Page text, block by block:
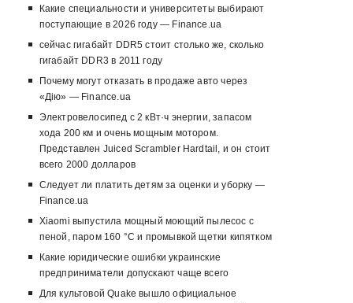
Какие специальности и университеты выбирают
поступающие в 2026 году — Finance.ua
сейчас гигабайт DDR5 стоит столько же, сколько
гигабайт DDR3 в 2011 году
Почему могут отказать в продаже авто через
«Дію» — Finance.ua
Электровелосипед с 2 кВт·ч энергии, запасом
хода 200 км и очень мощным мотором.
Представлен Juiced Scrambler Hardtail, и он стоит
всего 2000 долларов
Следует ли платить детям за оценки и уборку —
Finance.ua
Xiaomi выпустила мощный моющий пылесос с
пеной, паром 160 °C и промывкой щетки кипятком
Какие юридические ошибки украинские
предприниматели допускают чаще всего
Для культовой Quake вышло официальное